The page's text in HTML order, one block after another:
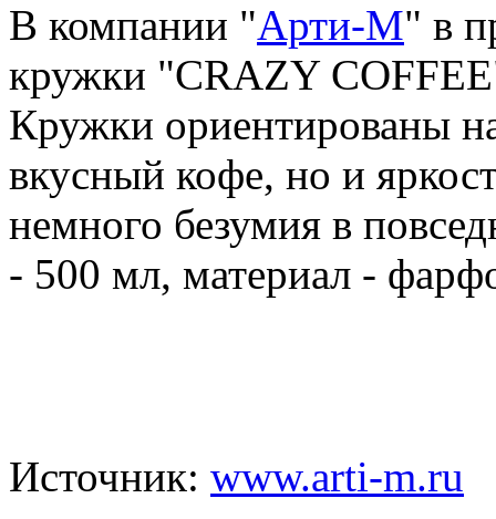
В компании "Арти-М" в
кружки "CRAZY
Кружки ориентированы
вкусный кофе, но и
немного безумия в
- 500 мл, материал -
Источник: www.arti-m.ru